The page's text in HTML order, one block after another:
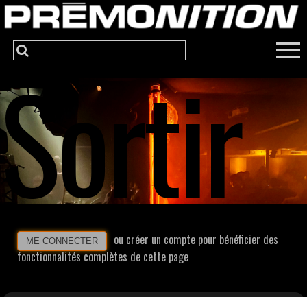
Sortir
ME CONNECTER
ou créer un compte pour bénéficier des
fonctionnalités complètes de cette page